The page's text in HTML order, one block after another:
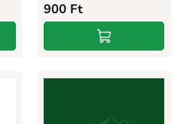
900 Ft